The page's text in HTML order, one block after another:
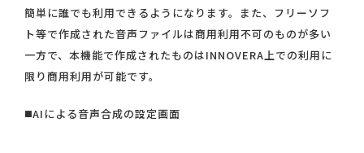
簡単に誰でも利用できるようになります。また、フリーソフ
ト等で作成された音声ファイルは商用利用不可のものが多い
一方で、本機能で作成されたものはINNOVERA上での利用に
限り商用利用が可能です。
◼️AIによる音声合成の設定画面